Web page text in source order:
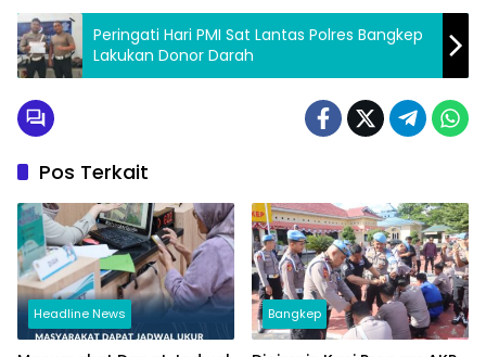
Peringati Hari PMI Sat Lantas Polres Bangkep
Lakukan Donor Darah
Pos Terkait
Headline News Bangkep